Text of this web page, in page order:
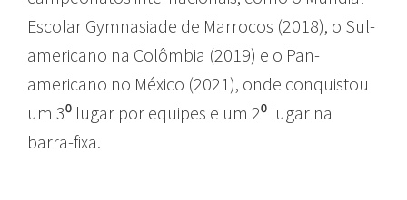
Escolar Gymnasiade de Marrocos (2018), o Sul-
americano na Colômbia (2019) e o Pan-
americano no México (2021), onde conquistou
um 3⁰ lugar por equipes e um 2⁰ lugar na
barra-fixa.